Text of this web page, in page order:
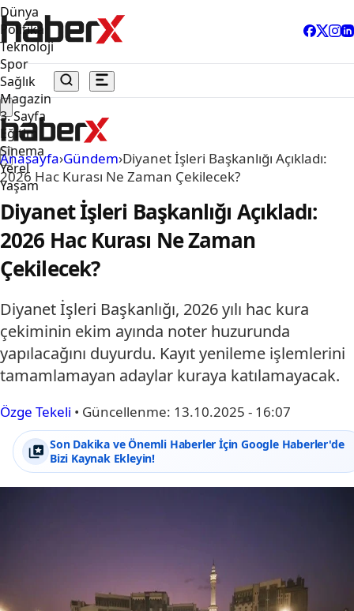
Dünya
Politika
Teknoloji
Spor
Sağlık
Magazin
3. Sayfa
Eğitim
Sinema
Yerel
Yaşam
Anasayfa›Gündem›Diyanet İşleri Başkanlığı Açıkladı:
2026 Hac Kurası Ne Zaman Çekilecek?
Diyanet İşleri Başkanlığı Açıkladı:
2026 Hac Kurası Ne Zaman
Çekilecek?
Diyanet İşleri Başkanlığı, 2026 yılı hac kura
çekiminin ekim ayında noter huzurunda
yapılacağını duyurdu. Kayıt yenileme işlemlerini
tamamlamayan adaylar kuraya katılamayacak.
Özge Tekeli • Güncellenme: 13.10.2025 - 16:07
Son Dakika ve Önemli Haberler İçin Google Haberler'de
Bizi Kaynak Ekleyin!